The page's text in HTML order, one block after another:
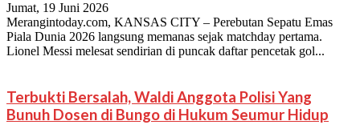
Jumat, 19 Juni 2026
Merangintoday.com, KANSAS CITY – Perebutan Sepatu Emas
Piala Dunia 2026 langsung memanas sejak matchday pertama.
Lionel Messi melesat sendirian di puncak daftar pencetak gol...
Terbukti Bersalah, Waldi Anggota Polisi Yang
Bunuh Dosen di Bungo di Hukum Seumur Hidup